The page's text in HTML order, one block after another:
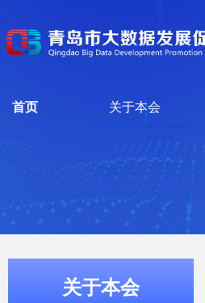
首页 关于本会
关于本会